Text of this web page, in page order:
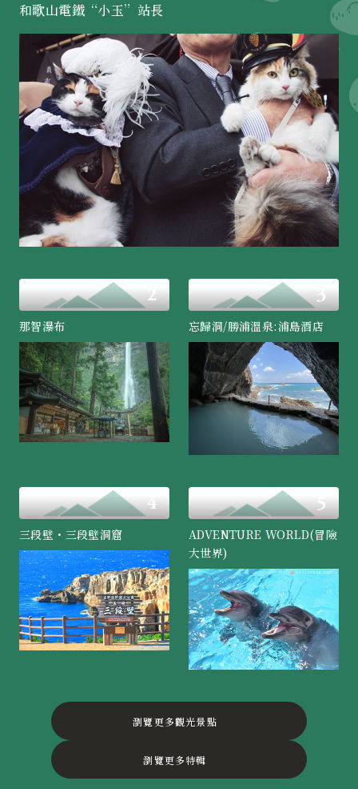
和歌山電鐵“小玉”站長
那智瀑布 忘歸洞/勝浦溫泉:浦島酒店
三段壁・三段壁洞窟
ADVENTURE WORLD(冒險
大世界)
瀏覽更多觀光景點
瀏覽更多特輯